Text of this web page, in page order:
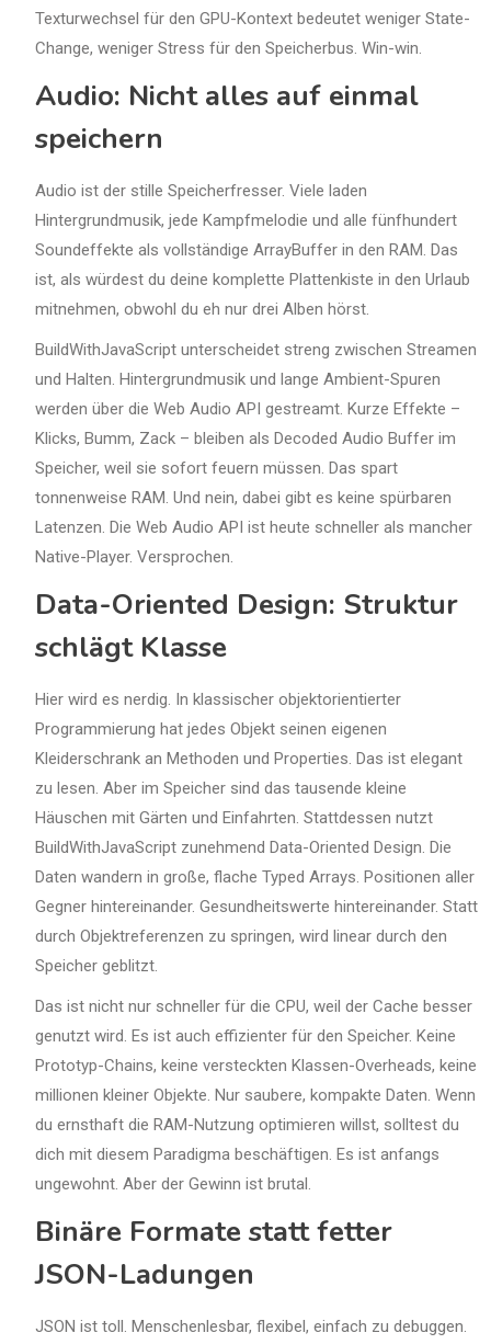
Texturwechsel für den GPU-Kontext bedeutet weniger State-
Change, weniger Stress für den Speicherbus. Win-win.
Audio: Nicht alles auf einmal
speichern
Audio ist der stille Speicherfresser. Viele laden
Hintergrundmusik, jede Kampfmelodie und alle fünfhundert
Soundeffekte als vollständige ArrayBuffer in den RAM. Das
ist, als würdest du deine komplette Plattenkiste in den Urlaub
mitnehmen, obwohl du eh nur drei Alben hörst.
BuildWithJavaScript unterscheidet streng zwischen Streamen
und Halten. Hintergrundmusik und lange Ambient-Spuren
werden über die Web Audio API gestreamt. Kurze Effekte –
Klicks, Bumm, Zack – bleiben als Decoded Audio Buffer im
Speicher, weil sie sofort feuern müssen. Das spart
tonnenweise RAM. Und nein, dabei gibt es keine spürbaren
Latenzen. Die Web Audio API ist heute schneller als mancher
Native-Player. Versprochen.
Data-Oriented Design: Struktur
schlägt Klasse
Hier wird es nerdig. In klassischer objektorientierter
Programmierung hat jedes Objekt seinen eigenen
Kleiderschrank an Methoden und Properties. Das ist elegant
zu lesen. Aber im Speicher sind das tausende kleine
Häuschen mit Gärten und Einfahrten. Stattdessen nutzt
BuildWithJavaScript zunehmend Data-Oriented Design. Die
Daten wandern in große, flache Typed Arrays. Positionen aller
Gegner hintereinander. Gesundheitswerte hintereinander. Statt
durch Objektreferenzen zu springen, wird linear durch den
Speicher geblitzt.
Das ist nicht nur schneller für die CPU, weil der Cache besser
genutzt wird. Es ist auch effizienter für den Speicher. Keine
Prototyp-Chains, keine versteckten Klassen-Overheads, keine
millionen kleiner Objekte. Nur saubere, kompakte Daten. Wenn
du ernsthaft die RAM-Nutzung optimieren willst, solltest du
dich mit diesem Paradigma beschäftigen. Es ist anfangs
ungewohnt. Aber der Gewinn ist brutal.
Binäre Formate statt fetter
JSON-Ladungen
JSON ist toll. Menschenlesbar, flexibel, einfach zu debuggen.